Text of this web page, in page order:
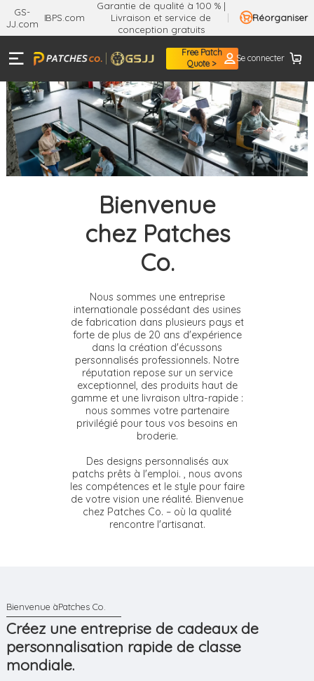
GS-
JJ.com
BPS.com
Garantie de qualité à 100 % |
Livraison et service de
conception gratuits
Réorganiser
Free Patch
Quote >
Se connecter
Bienvenue
chez Patches
Co.
Nous sommes une entreprise
internationale possédant des usines
de fabrication dans plusieurs pays et
forte de plus de 20 ans d'expérience
dans la création d'écussons
personnalisés professionnels. Notre
réputation repose sur un service
exceptionnel, des produits haut de
gamme et une livraison ultra-rapide :
nous sommes votre partenaire
privilégié pour tous vos besoins en
broderie.
Des designs personnalisés aux
patchs prêts à l'emploi. , nous avons
les compétences et le style pour faire
de votre vision une réalité. Bienvenue
chez Patches Co. – où la qualité
rencontre l'artisanat.
Créez une entreprise de cadeaux de
personnalisation rapide de classe
mondiale.